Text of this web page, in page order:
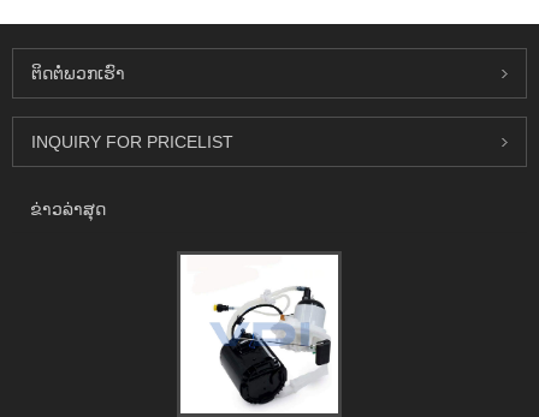
ຕິດ​ຕໍ່​ພວກ​ເຮົາ
INQUIRY FOR PRICELIST
ຂ່າວ​ລ່າ​ສຸດ